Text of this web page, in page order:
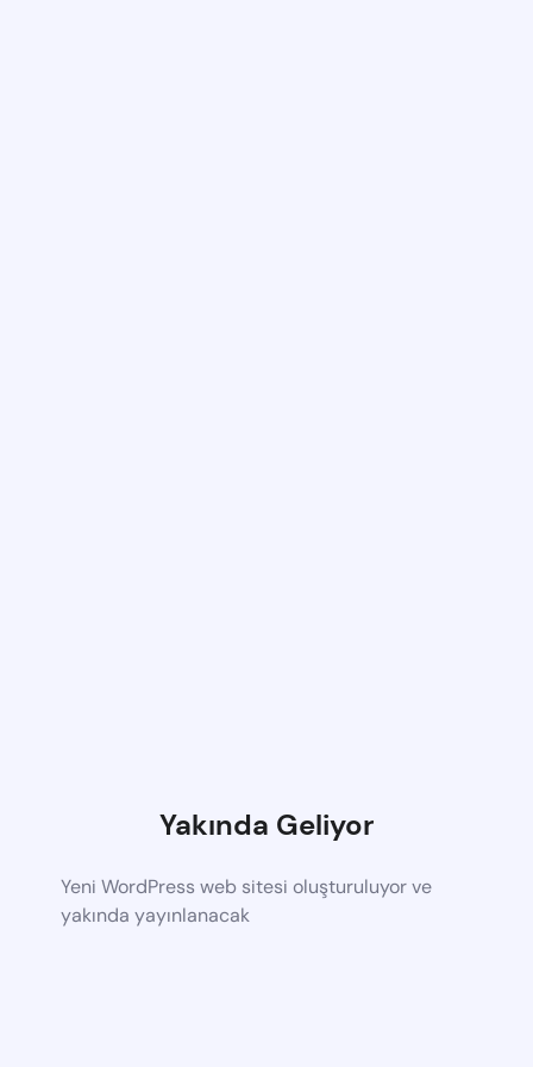
Yakında Geliyor
Yeni WordPress web sitesi oluşturuluyor ve
yakında yayınlanacak